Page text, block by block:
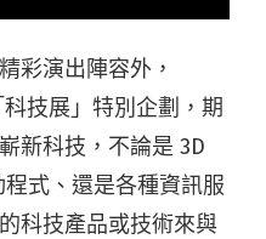
彩演出陣容外，
技展」特別企劃，期
新科技，不論是 3D
式、還是各種資訊服
科技產品或技術來與